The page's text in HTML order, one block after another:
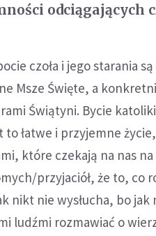
odciągających
czoła i jego starania
Msze Święte, a
Świątyni. Bycie
to łatwe i przyjemne
które czekają na nas
przyjaciół, że to, co
nikt nie wysłucha, bo
ludźmi rozmawiać o